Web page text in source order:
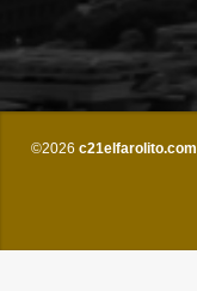
©2026 c21elfarolito.com